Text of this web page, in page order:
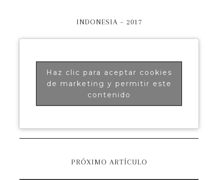
INDONESIA – 2017
Haz clic para aceptar cookies
de marketing y permitir este
contenido
PRÓXIMO ARTÍCULO